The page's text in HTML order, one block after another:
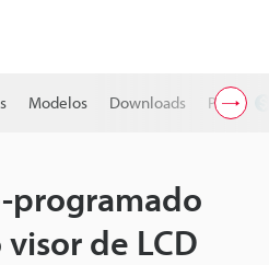
Modelos Downloads Preço
programado
de LCD